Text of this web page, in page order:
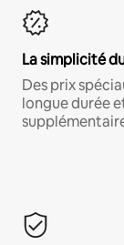
La simplicité
Des prix
longue durée